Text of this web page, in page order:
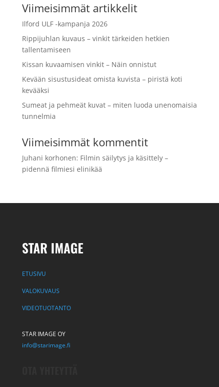
Viimeisimmät artikkelit
Ilford ULF -kampanja 2026
Rippijuhlan kuvaus – vinkit tärkeiden hetkien
tallentamiseen
Kissan kuvaamisen vinkit – Näin onnistut
Kevään sisustusideat omista kuvista – piristä koti
kevääksi
Sumeat ja pehmeät kuvat – miten luoda unenomaisia
tunnelmia
Viimeisimmät kommentit
Juhani korhonen: Filmin säilytys ja käsittely –
pidennä filmiesi elinikää
STAR IMAGE
ETUSIVU
VALOKUVAUS
VIDEOTUOTANTO
STAR IMAGE OY
info@starimage.fi